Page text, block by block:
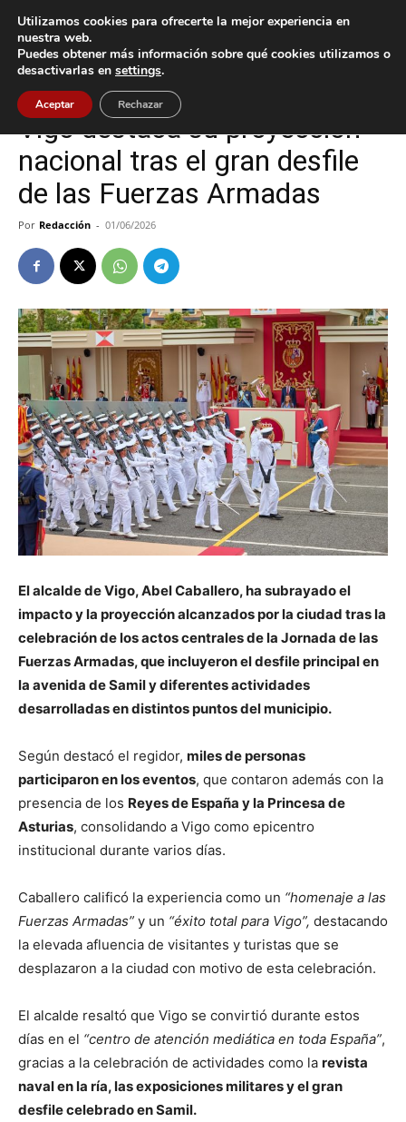
Inicio Vigo
Vigo
Vigo destaca su proyección
nacional tras el gran desfile
de las Fuerzas Armadas
Por Redacción - 01/06/2026
El alcalde de Vigo, Abel Caballero, ha subrayado el
impacto y la proyección alcanzados por la ciudad tras la
celebración de los actos centrales de la Jornada de las
Fuerzas Armadas, que incluyeron el desfile principal en
la avenida de Samil y diferentes actividades
desarrolladas en distintos puntos del municipio.
Según destacó el regidor, miles de personas
participaron en los eventos, que contaron además con la
presencia de los Reyes de España y la Princesa de
Asturias, consolidando a Vigo como epicentro
institucional durante varios días.
Caballero calificó la experiencia como un “homenaje a las
Fuerzas Armadas” y un “éxito total para Vigo”, destacando
la elevada afluencia de visitantes y turistas que se
desplazaron a la ciudad con motivo de esta celebración.
El alcalde resaltó que Vigo se convirtió durante estos
días en el “centro de atención mediática en toda España”,
gracias a la celebración de actividades como la revista
naval en la ría, las exposiciones militares y el gran
desfile celebrado en Samil.
Utilizamos cookies para ofrecerte la mejor experiencia en
nuestra web.
Puedes obtener más información sobre qué cookies utilizamos o
desactivarlas en settings.
Aceptar Rechazar